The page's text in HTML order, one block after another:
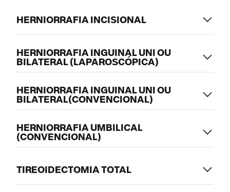
HERNIORRAFIA INCISIONAL
HERNIORRAFIA INGUINAL UNI OU
BILATERAL (LAPAROSCÓPICA)
HERNIORRAFIA INGUINAL UNI OU
BILATERAL(CONVENCIONAL)
HERNIORRAFIA UMBILICAL
(CONVENCIONAL)
TIREOIDECTOMIA TOTAL